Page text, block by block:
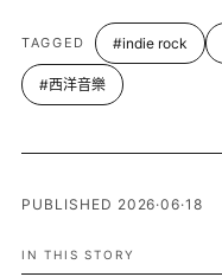
TAGGED #indie rock
#西洋音樂
PUBLISHED 2026·06·18
IN THIS STORY